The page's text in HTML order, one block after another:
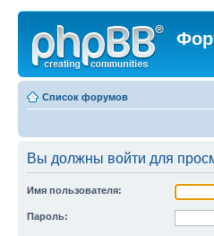
Список форумов
Вы должны войти для
Имя пользователя:
Пароль: